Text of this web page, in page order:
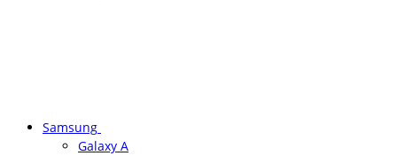
Samsung
Galaxy A